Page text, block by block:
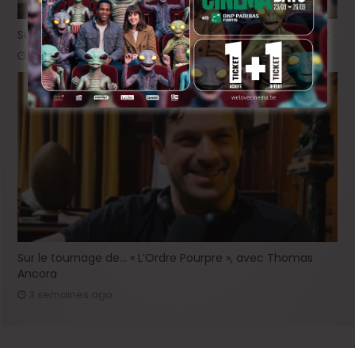
Sur le tournage de « Please », avec Victor Ruprich-Robert
2 semaines ago
Sur le tournage de… « L’Ordre Pourpre », avec Thomas
Ancora